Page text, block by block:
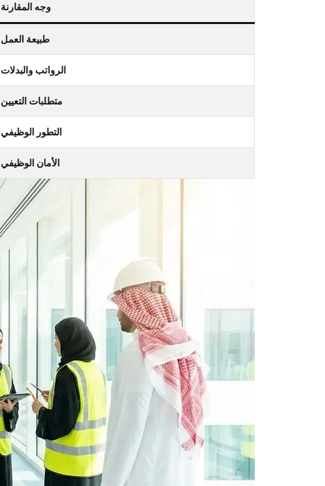
وجه المقارنة
طبيعة العمل
الرواتب والبدلات
متطلبات التعيين
التطور الوظيفي
الأمان الوظيفي